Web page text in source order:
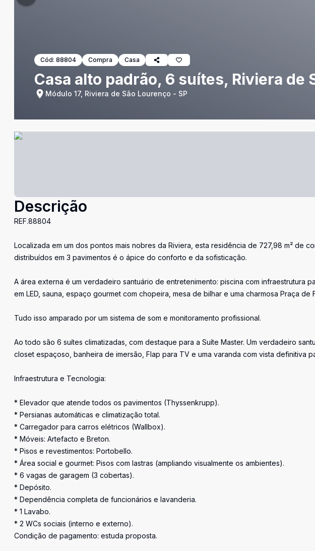
Cód: 88804 Compra Casa
Casa alto padrão, 6 suítes, Riviera de
Módulo 17, Riviera de São Lourenço - SP
Descrição
REF.88804
Localizada em um dos pontos mais nobres da Riviera, esta residência de 727,98 m² de
distribuídos em 3 pavimentos é o ápice do conforto e da sofisticação.
A área externa é um verdadeiro santuário de entretenimento: piscina com infraestrutura
em LED, sauna, espaço gourmet com chopeira, mesa de bilhar e uma charmosa Praça
Tudo isso amparado por um sistema de som e monitoramento profissional.
Ao todo são 6 suítes climatizadas, com destaque para a Suíte Master. Um verdadeiro
closet espaçoso, banheira de imersão, Flap para TV e uma varanda com vista definitiva
Infraestrutura e Tecnologia:
* Elevador que atende todos os pavimentos (Thyssenkrupp).
* Persianas automáticas e climatização total.
* Carregador para carros elétricos (Wallbox).
* Móveis: Artefacto e Breton.
* Pisos e revestimentos: Portobello.
* Área social e gourmet: Pisos com lastras (ampliando visualmente os ambientes).
* 6 vagas de garagem (3 cobertas).
* Depósito.
* Dependência completa de funcionários e lavanderia.
* 1 Lavabo.
* 2 WCs sociais (interno e externo).
Condição de pagamento: estuda proposta.